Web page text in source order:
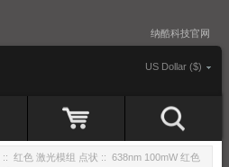
纳酷科技官网
US Dollar ($)
:: 红色 激光模组 点状 :: 638nm 100mW 红色